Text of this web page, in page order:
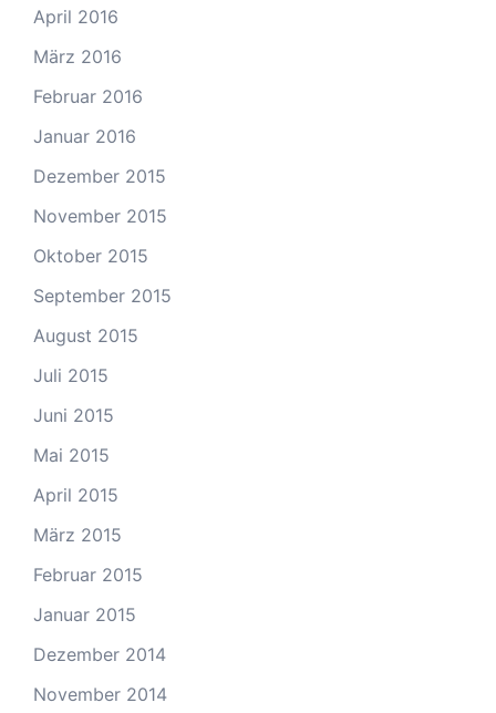
April 2016
März 2016
Februar 2016
Januar 2016
Dezember 2015
November 2015
Oktober 2015
September 2015
August 2015
Juli 2015
Juni 2015
Mai 2015
April 2015
März 2015
Februar 2015
Januar 2015
Dezember 2014
November 2014